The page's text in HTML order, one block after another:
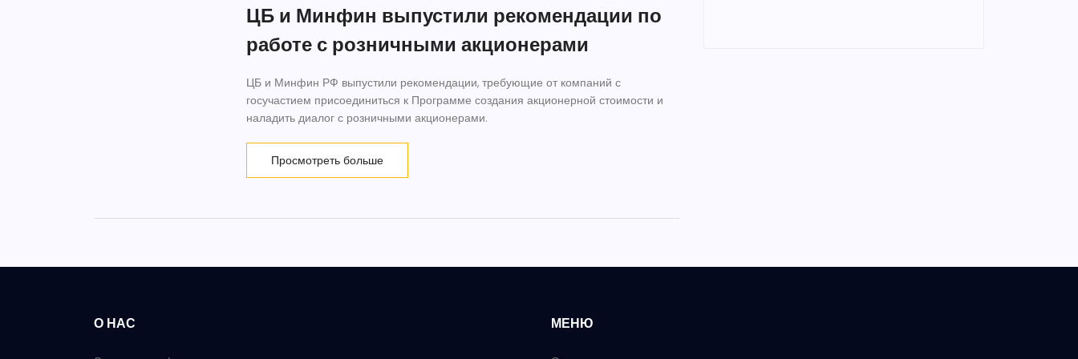
ЦБ и Минфин выпустили рекомендации по
работе с розничными акционерами
ЦБ и Минфин РФ выпустили рекомендации, требующие от компаний с
госучастием присоединиться к Программе создания акционерной стоимости и
наладить диалог с розничными акционерами.
Просмотреть больше
О НАС МЕНЮ